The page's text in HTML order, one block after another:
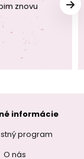
znovu
informácie
program
O nás